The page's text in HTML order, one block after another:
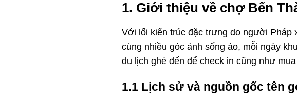
1. Giới thiệu về chợ Bến
Với lối kiến trúc đặc trưng do người Pháp
cùng nhiều góc ảnh sống ảo, mỗi ngày
du lịch ghé đến để check in cũng như
1.1 Lịch sử và nguồn gốc tên